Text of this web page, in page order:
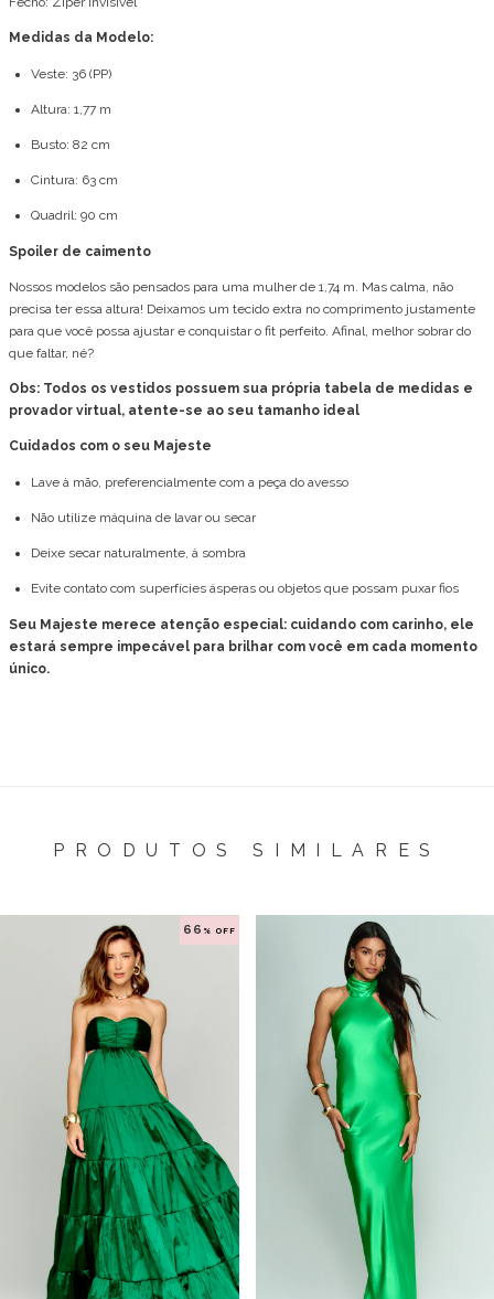
Medidas da Modelo:
Veste: 36 (PP)
Altura: 1,77 m
Busto: 82 cm
Cintura: 63 cm
Quadril: 90 cm
Spoiler de caimento
Nossos modelos são pensados para uma mulher de 1,74 m. Mas calma, não
precisa ter essa altura! Deixamos um tecido extra no comprimento justamente
para que você possa ajustar e conquistar o fit perfeito. Afinal, melhor sobrar do
que faltar, né?
Obs: Todos os vestidos possuem sua própria tabela de medidas e
provador virtual, atente-se ao seu tamanho ideal
Cuidados com o seu Majeste
Lave à mão, preferencialmente com a peça do avesso
Não utilize máquina de lavar ou secar
Deixe secar naturalmente, à sombra
Evite contato com superfícies ásperas ou objetos que possam puxar fios
Seu Majeste merece atenção especial: cuidando com carinho, ele
estará sempre impecável para brilhar com você em cada momento
único.
PRODUTOS SIMILARES
66 % OFF